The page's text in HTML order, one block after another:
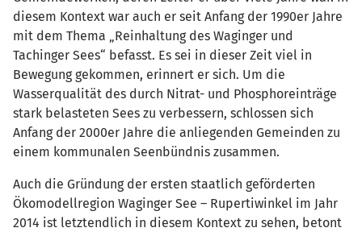
diesem Kontext war auch er seit Anfang der 1990er Jahre
mit dem Thema „Reinhaltung des Waginger und
Tachinger Sees“ befasst. Es sei in dieser Zeit viel in
Bewegung gekommen, erinnert er sich. Um die
Wasserqualität des durch Nitrat- und Phosphoreinträge
stark belasteten Sees zu verbessern, schlossen sich
Anfang der 2000er Jahre die anliegenden Gemeinden zu
einem kommunalen Seenbündnis zusammen.
Auch die Gründung der ersten staatlich geförderten
Ökomodellregion Waginger See – Rupertiwinkel im Jahr
2014 ist letztendlich in diesem Kontext zu sehen, betont